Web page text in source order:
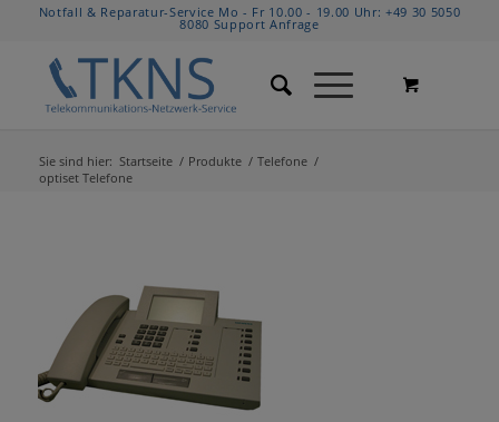
Notfall & Reparatur-Service Mo - Fr 10.00 - 19.00 Uhr:+49 30 5050
8080 Support Anfrage
Sie sind hier: Startseite / Produkte / Telefone /
optiset Telefone